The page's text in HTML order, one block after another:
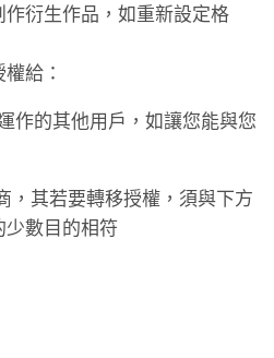
衍生作品，如重新設定格
給：
作的其他用戶，如讓您能與您
，其若要轉移授權，須與下方
少數目的相符